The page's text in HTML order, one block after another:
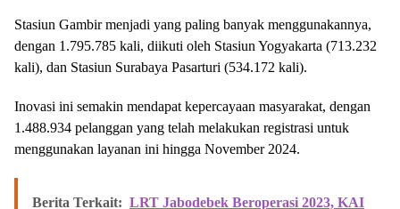
Stasiun Gambir menjadi yang paling banyak menggunakannya,
dengan 1.795.785 kali, diikuti oleh Stasiun Yogyakarta (713.232
kali), dan Stasiun Surabaya Pasarturi (534.172 kali).
Inovasi ini semakin mendapat kepercayaan masyarakat, dengan
1.488.934 pelanggan yang telah melakukan registrasi untuk
menggunakan layanan ini hingga November 2024.
Berita Terkait: LRT Jabodebek Beroperasi 2023, KAI